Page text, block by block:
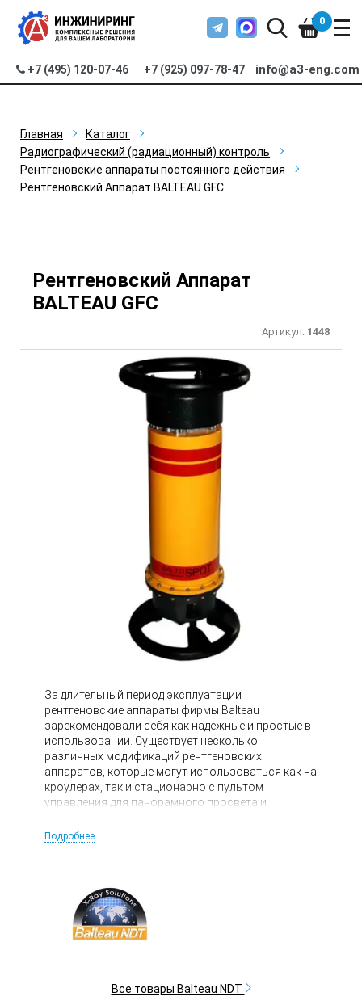
+7 (495) 120-07-46 +7 (925) 097-78-47 info@a3-eng.com
0
Главная
Каталог
Радиографический (радиационный) контроль
Рентгеновские аппараты постоянного действия
Рентгеновский Аппарат BALTEAU GFC
Рентгеновский Аппарат
BALTEAU GFC
Артикул: 1448
За длительный период эксплуатации
рентгеновские аппараты фирмы Balteau
зарекомендовали себя как надежные и простые в
использовании. Существует несколько
различных модификаций рентгеновских
аппаратов, которые могут использоваться как на
кроулерах, так и стационарно с пультом
управления для панорамного просвета и
Подробнее
Все товары Balteau NDT